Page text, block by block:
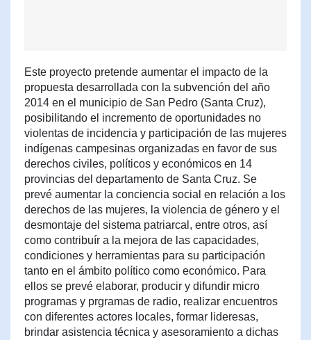
Este proyecto pretende aumentar el impacto de la
propuesta desarrollada con la subvención del año
2014 en el municipio de San Pedro (Santa Cruz),
posibilitando el incremento de oportunidades no
violentas de incidencia y participación de las mujeres
indígenas campesinas organizadas en favor de sus
derechos civiles, políticos y económicos en 14
provincias del departamento de Santa Cruz. Se
prevé aumentar la conciencia social en relación a los
derechos de las mujeres, la violencia de género y el
desmontaje del sistema patriarcal, entre otros, así
como contribuír a la mejora de las capacidades,
condiciones y herramientas para su participación
tanto en el ámbito político como económico. Para
ellos se prevé elaborar, producir y difundir micro
programas y prgramas de radio, realizar encuentros
con diferentes actores locales, formar lideresas,
brindar asistencia técnica y asesoramiento a dichas